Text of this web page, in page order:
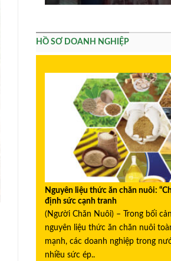
HỒ SƠ DOANH NGHIỆP
Nguyên liệu thức ăn chăn nuôi:
định sức cạnh tranh
(Người Chăn Nuôi) – Trong bối
nguyên liệu thức ăn chăn nuôi
mạnh, các doanh nghiệp trong
nhiều sức ép..